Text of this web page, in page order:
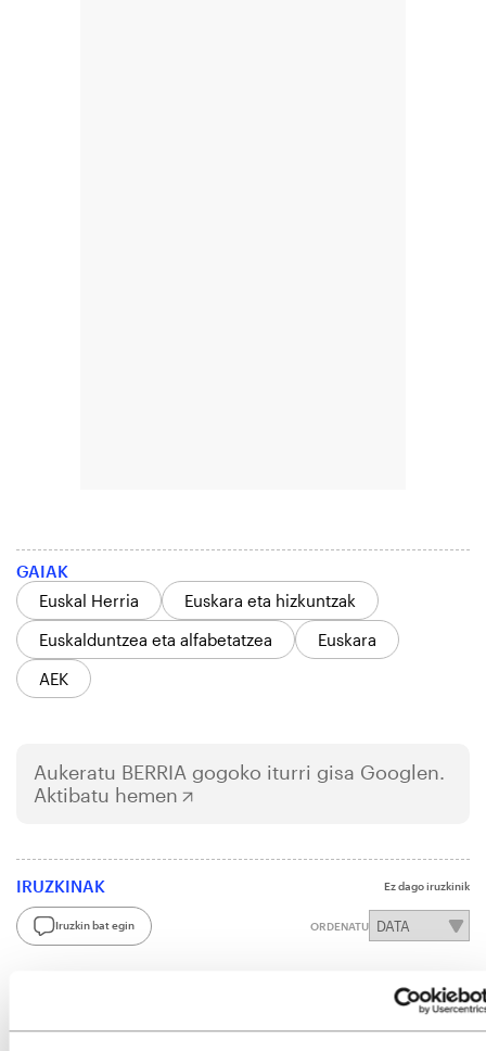
GAIAK
Euskal Herria
Euskara eta hizkuntzak
Euskalduntzea eta alfabetatzea
Euskara
AEK
Aukeratu BERRIA gogoko iturri gisa Googlen.
Aktibatu hemen
IRUZKINAK Ez dago iruzkinik
Iruzkin bat egin ORDENATU